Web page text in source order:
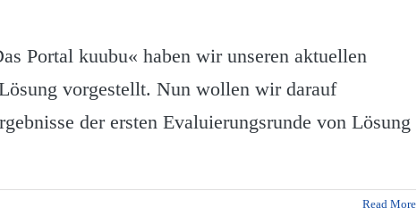
Portal kuubu« haben wir unseren aktuellen
vorgestellt. Nun wollen wir darauf
der ersten Evaluierungsrunde von Lösung
Read More